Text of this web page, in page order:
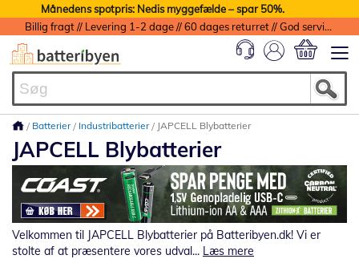
Månedens spotpris: Nedis myggefælde – spar 50%.
Billig fragt // Levering 1-2 dage // 60 dages returret // God service med garanti
Batterier Industribatterier JAPCELL Blybatterier
JAPCELL Blybatterier
Velkommen til JAPCELL Blybatterier på Batteribyen.dk! Vi er
stolte af at præsentere vores udval... Læs mere